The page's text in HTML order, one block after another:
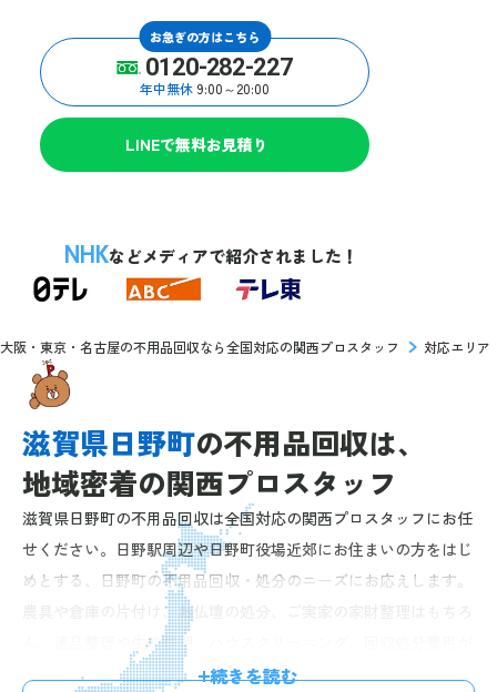
お急ぎの方はこちら
0120-282-227
年中無休 9:00～20:00
LINEで無料お見積り
NHKなどメディアで紹介されました！
大阪・東京・名古屋の不用品回収なら全国対応の関西プロスタッフ 対応エリア
滋賀県日野町の不用品回収は、
地域密着の関西プロスタッフ
滋賀県日野町の不用品回収は全国対応の関西プロスタッフにお任
せください。日野駅周辺や日野町役場近郊にお住まいの方をはじ
めとする、日野町の不用品回収・処分のニーズにお応えします。
農具や倉庫の片付け、お仏壇の処分、ご実家の家財整理はもちろ
ん、遺品整理や生前整理、ハウスクリーニング、回収処分費用が
お得になる不用品買取などのオプションプランもご提供。経験豊
続きを読む